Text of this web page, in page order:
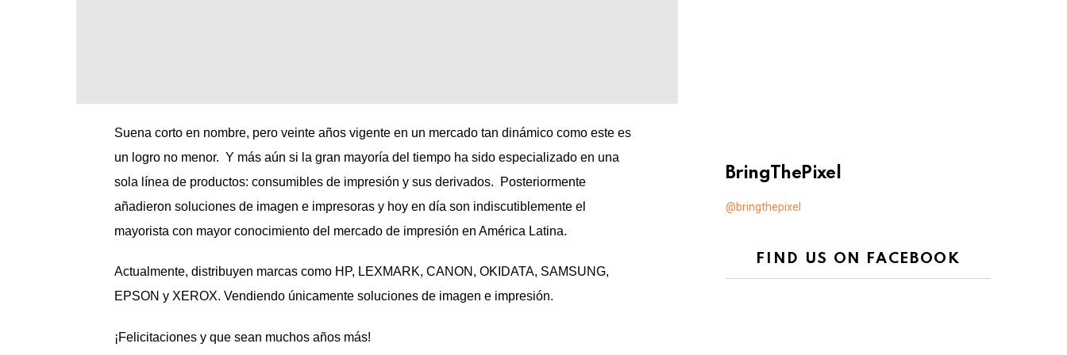
Suena corto en nombre, pero veinte años vigente en un mercado tan dinámico como este es
un logro no menor. Y más aún si la gran mayoría del tiempo ha sido especializado en una
sola línea de productos: consumibles de impresión y sus derivados. Posteriormente
añadieron soluciones de imagen e impresoras y hoy en día son indiscutiblemente el
mayorista con mayor conocimiento del mercado de impresión en América Latina.
Actualmente, distribuyen marcas como HP, LEXMARK, CANON, OKIDATA, SAMSUNG,
EPSON y XEROX. Vendiendo únicamente soluciones de imagen e impresión.
¡Felicitaciones y que sean muchos años más!
BringThePixel
@bringthepixel
FIND US ON FACEBOOK